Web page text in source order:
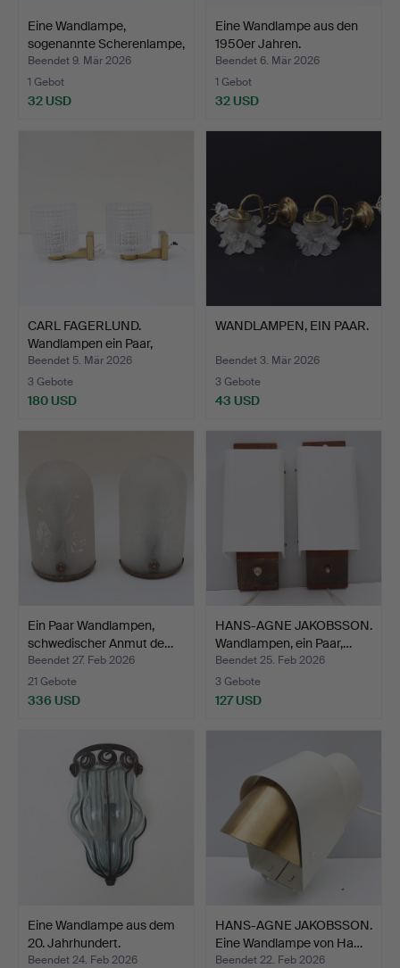
Eine Wandlampe,
sogenannte Scherenlampe,
1…
Beendet 9. Mär 2026
1 Gebot
32 USD
Eine Wandlampe aus den
1950er Jahren.
Beendet 6. Mär 2026
1 Gebot
32 USD
CARL FAGERLUND.
Wandlampen ein Paar,
1960e…
Beendet 5. Mär 2026
3 Gebote
180 USD
WANDLAMPEN, EIN PAAR.
Beendet 3. Mär 2026
3 Gebote
43 USD
Ein Paar Wandlampen,
schwedischer Anmut de…
Beendet 27. Feb 2026
21 Gebote
336 USD
HANS-AGNE JAKOBSSON.
Wandlampen, ein Paar,…
Beendet 25. Feb 2026
3 Gebote
127 USD
Eine Wandlampe aus dem
20. Jahrhundert.
Beendet 24. Feb 2026
HANS-AGNE JAKOBSSON.
Eine Wandlampe von Ha…
Beendet 22. Feb 2026